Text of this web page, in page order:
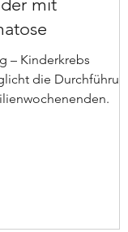
mit
– Kinderkrebs
die Durchführung